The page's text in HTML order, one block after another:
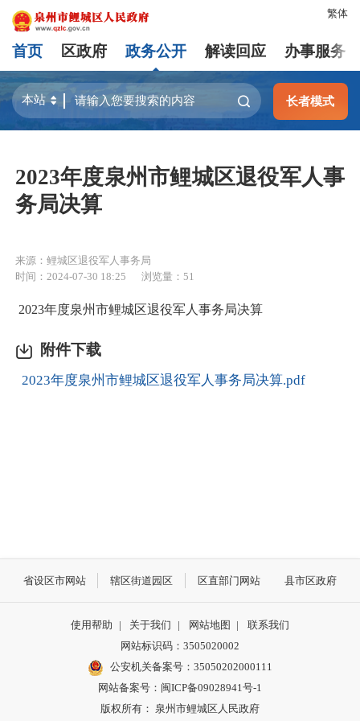
繁体
首页 区政府 政务公开 解读回应 办事服务
长者模式
2023年度泉州市鲤城区退役军人事
务局决算
来源：鲤城区退役军人事务局
时间：2024-07-30 18:25
浏览量： 51
2023年度泉州市鲤城区退役军人事务局决算
附件下载
2023年度泉州市鲤城区退役军人事务局决算.pdf
省设区市网站 辖区街道园区 区直部门网站 县市区政府
使用帮助 | 关于我们 | 网站地图 |
联系我们
网站标识码：3505020002
公安机关备案号：35050202000111
网站备案号：闽ICP备09028941号-1
版权所有： 泉州市鲤城区人民政府